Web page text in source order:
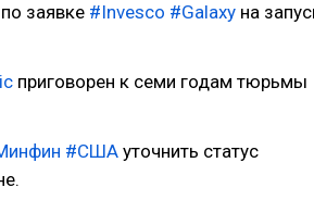
заявке #Invesco #Galaxy на
приговорен к семи годам тюрьмы
#США уточнить статус